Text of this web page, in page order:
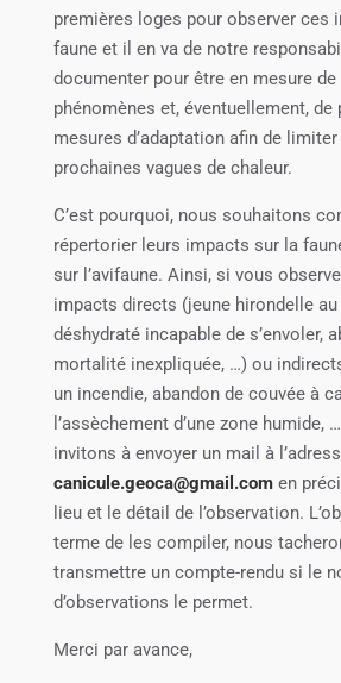
premières loges pour observer ces
faune et il en va de notre
documenter pour être en mesure de
phénomènes et, éventuellement, de
mesures d’adaptation afin de
prochaines vagues de chaleur.
C’est pourquoi, nous souhaitons
répertorier leurs impacts sur la
sur l’avifaune. Ainsi, si vous
impacts directs (jeune hirondelle
déshydraté incapable de s’envoler,
mortalité inexpliquée, …) ou
un incendie, abandon de couvée à
l’assèchement d’une zone humide,
invitons à envoyer un mail à
canicule.geoca@gmail.comen
lieu et le détail de l’observation.
terme de les compiler, nous
transmettre un compte-rendu si le
d’observations le permet.
Merci par avance,